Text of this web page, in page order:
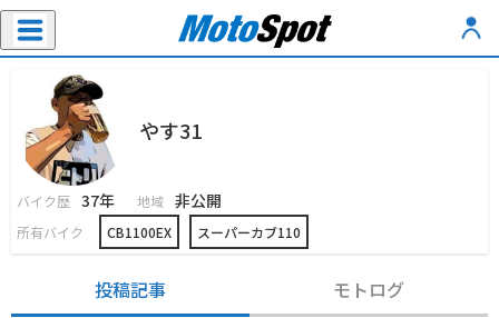
やす31
バイク歴 37年 地域 非公開
所有バイク CB1100EX スーパーカブ110
投稿記事 モトログ